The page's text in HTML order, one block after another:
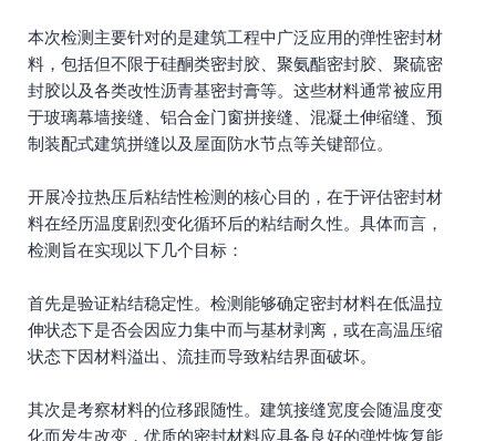
本次检测主要针对的是建筑工程中广泛应用的弹性密封材
料，包括但不限于硅酮类密封胶、聚氨酯密封胶、聚硫密
封胶以及各类改性沥青基密封膏等。这些材料通常被应用
于玻璃幕墙接缝、铝合金门窗拼接缝、混凝土伸缩缝、预
制装配式建筑拼缝以及屋面防水节点等关键部位。
开展冷拉热压后粘结性检测的核心目的，在于评估密封材
料在经历温度剧烈变化循环后的粘结耐久性。具体而言，
检测旨在实现以下几个目标：
首先是验证粘结稳定性。检测能够确定密封材料在低温拉
伸状态下是否会因应力集中而与基材剥离，或在高温压缩
状态下因材料溢出、流挂而导致粘结界面破坏。
其次是考察材料的位移跟随性。建筑接缝宽度会随温度变
化而发生改变，优质的密封材料应具备良好的弹性恢复能